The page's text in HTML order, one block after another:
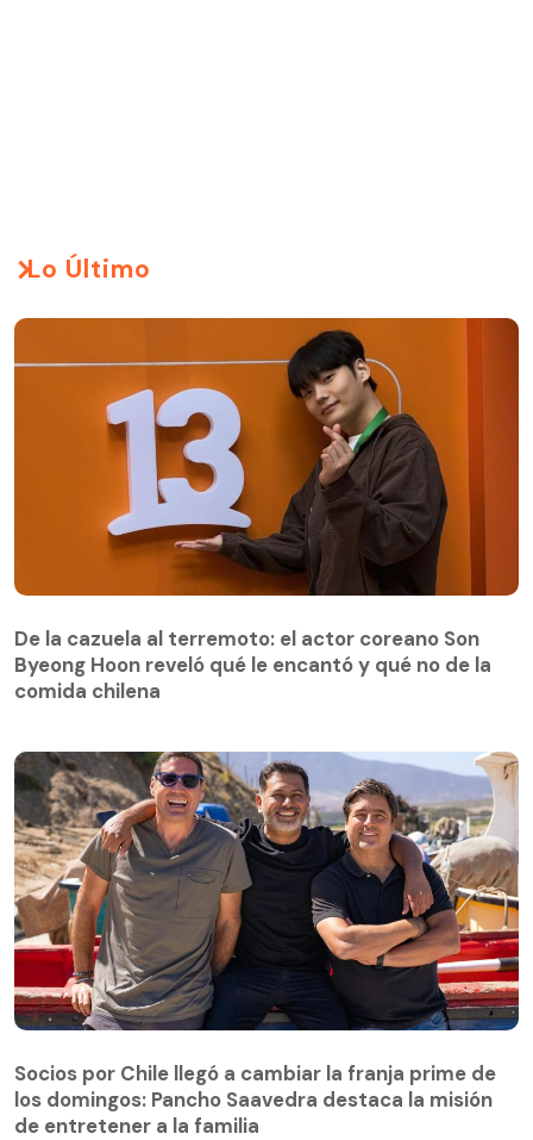
Lo Último
De la cazuela al terremoto: el actor coreano Son
Byeong Hoon reveló qué le encantó y qué no de la
comida chilena
Socios por Chile llegó a cambiar la franja prime de
los domingos: Pancho Saavedra destaca la misión
de entretener a la familia